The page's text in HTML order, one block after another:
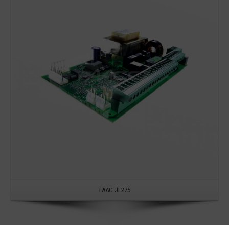
FAAC JE275